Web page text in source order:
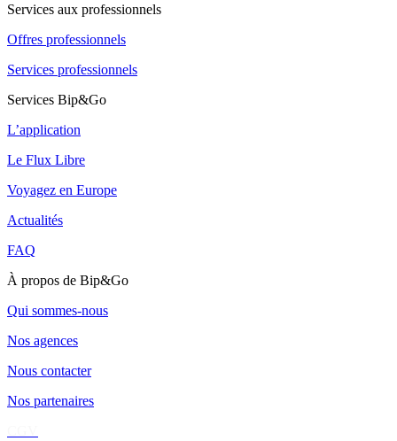
Services aux professionnels
Offres professionnels
Services professionnels
Services Bip&Go
L’application
Le Flux Libre
Voyagez en Europe
Actualités
FAQ
À propos de Bip&Go
Qui sommes-nous
Nos agences
Nous contacter
Nos partenaires